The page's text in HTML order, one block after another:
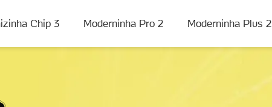
Chip 3 Moderninha Pro 2 Moderninha Plus 2